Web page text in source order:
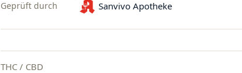
Geprüft durch
Sanvivo Apotheke
THC / CBD